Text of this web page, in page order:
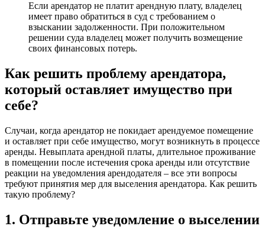
Если арендатор не платит арендную плату, владелец
имеет право обратиться в суд с требованием о
взыскании задолженности. При положительном
решении суда владелец может получить возмещение
своих финансовых потерь.
Как решить проблему арендатора,
который оставляет имущество при
себе?
Случаи, когда арендатор не покидает арендуемое помещение
и оставляет при себе имущество, могут возникнуть в процессе
аренды. Невыплата арендной платы, длительное проживание
в помещении после истечения срока аренды или отсутствие
реакции на уведомления арендодателя – все эти вопросы
требуют принятия мер для выселения арендатора. Как решить
такую проблему?
1. Отправьте уведомление о выселении